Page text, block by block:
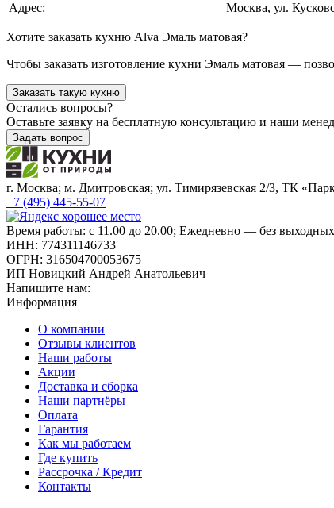
Адрес:
Москва, ул.
Хотите заказать кухню Alva Эмаль матовая?
Чтобы заказать изготовление кухни Эмаль матовая —
Заказать такую кухню
Остались вопросы?
Оставьте заявку на бесплатную консультацию и наши
Задать вопрос
г. Москва; м. Дмитровская; ул. Тимирязевская 2/3, ТК
+7 (495) 445-55-07
Время работы: с 11.00 до 20.00; Ежедневно — без выходных
ИНН: 774311146733
ОГРН: 316504700053675
ИП Новицкий Андрей Анатольевич
Напишите нам:
Информация
О компании
Отзывы клиентов
Наши работы
Акции
Доставка и сборка
Наши партнёры
Оплата
Гарантия
Как мы работаем
Где купить
Рассрочка / Кредит
Контакты